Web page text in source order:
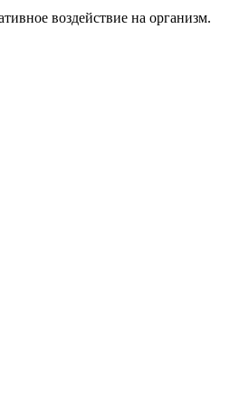
воздействие на организм.